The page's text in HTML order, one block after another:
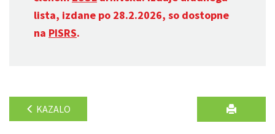
lista, izdane po 28.2.2026, so dostopne
na PISRS.
KAZALO